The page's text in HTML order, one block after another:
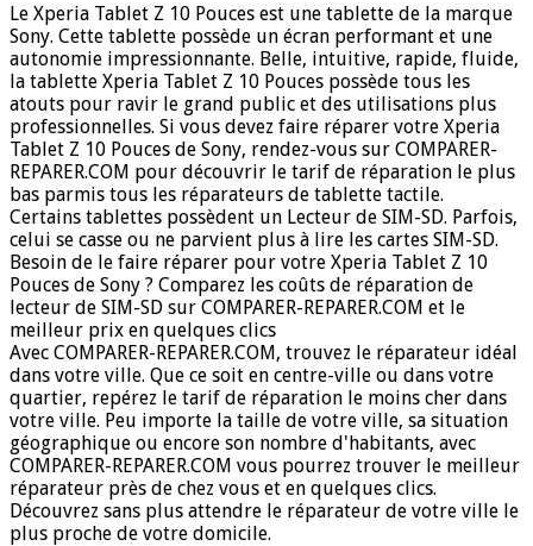
Le Xperia Tablet Z 10 Pouces est une tablette de la marque
Sony. Cette tablette possède un écran performant et une
autonomie impressionnante. Belle, intuitive, rapide, fluide,
la tablette Xperia Tablet Z 10 Pouces possède tous les
atouts pour ravir le grand public et des utilisations plus
professionnelles. Si vous devez faire réparer votre Xperia
Tablet Z 10 Pouces de Sony, rendez-vous sur COMPARER-
REPARER.COM pour découvrir le tarif de réparation le plus
bas parmis tous les réparateurs de tablette tactile.
Certains tablettes possèdent un Lecteur de SIM-SD. Parfois,
celui se casse ou ne parvient plus à lire les cartes SIM-SD.
Besoin de le faire réparer pour votre Xperia Tablet Z 10
Pouces de Sony ? Comparez les coûts de réparation de
lecteur de SIM-SD sur COMPARER-REPARER.COM et le
meilleur prix en quelques clics
Avec COMPARER-REPARER.COM, trouvez le réparateur idéal
dans votre ville. Que ce soit en centre-ville ou dans votre
quartier, repérez le tarif de réparation le moins cher dans
votre ville. Peu importe la taille de votre ville, sa situation
géographique ou encore son nombre d'habitants, avec
COMPARER-REPARER.COM vous pourrez trouver le meilleur
réparateur près de chez vous et en quelques clics.
Découvrez sans plus attendre le réparateur de votre ville le
plus proche de votre domicile.